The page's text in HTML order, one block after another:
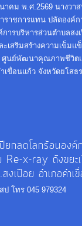
าคม พ.ศ.2569 นางวา
ราชการแทน ปลัดองค์
ารบริหารส่วนตำบลสง
เสริมสร้างความเข็มแ
นย์พัฒนาคุณภาพชีวิตแ
ำเขื่อนแก้ว จังหวัดยโส
ปียกลดโลกร้อนอง
Re-x-ray ถังขยะ
งเปือย อำเภอคำเ
โทร 045 979324